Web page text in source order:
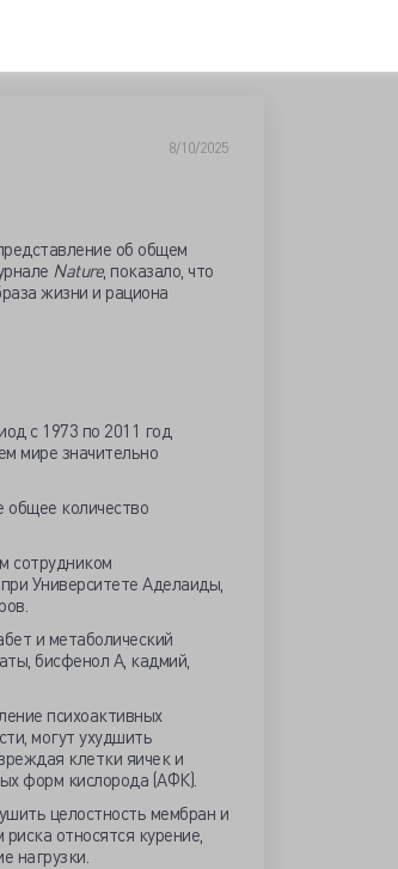
8/10/2025
об общем
Nature, показало, что
жизни и рациона
с 1973 по 2011 год
мире значительно
количество
сотрудником
Университете Аделаиды,
и метаболический
бисфенол А, кадмий,
психоактивных
могут ухудшить
клетки яичек и
форм кислорода (АФК).
целостность мембран и
относятся курение,
нагрузки.